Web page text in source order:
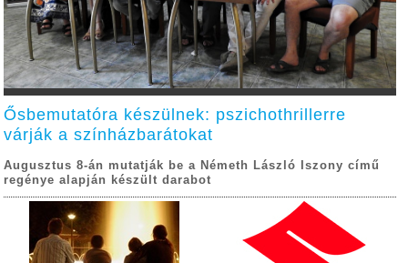
Ősbemutatóra készülnek: pszichothrillerre
várják a színházbarátokat
Augusztus 8-án mutatják be a Németh László Iszony című
regénye alapján készült darabot